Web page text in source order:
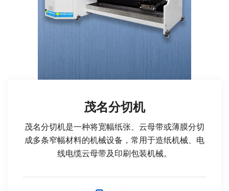
茂名分切机
茂名分切机是一种将宽幅纸张、云母带或薄膜分切
成多条窄幅材料的机械设备，常用于造纸机械、电
线电缆云母带及印刷包装机械。